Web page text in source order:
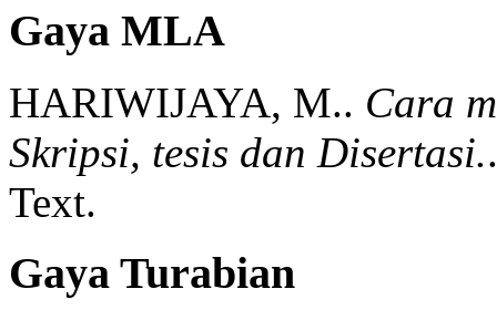
Gaya MLA
HARIWIJAYA, M.. Cara
Skripsi, tesis dan Disertasi..
Text.
Gaya Turabian